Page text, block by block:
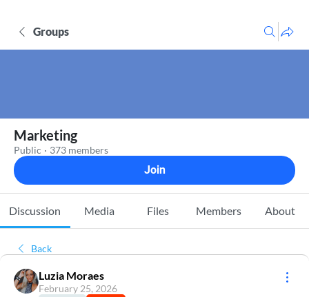
Groups
Marketing
Public · 373 members
Join
Discussion Media Files Members About
Back
Luzia Moraes
February 25, 2026